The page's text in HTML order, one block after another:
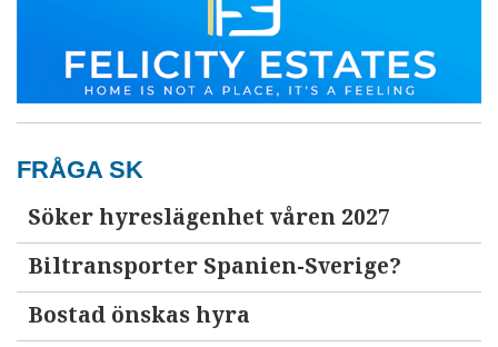
FRÅGA SK
Söker hyreslägenhet våren 2027
Biltransporter Spanien-Sverige?
Bostad önskas hyra